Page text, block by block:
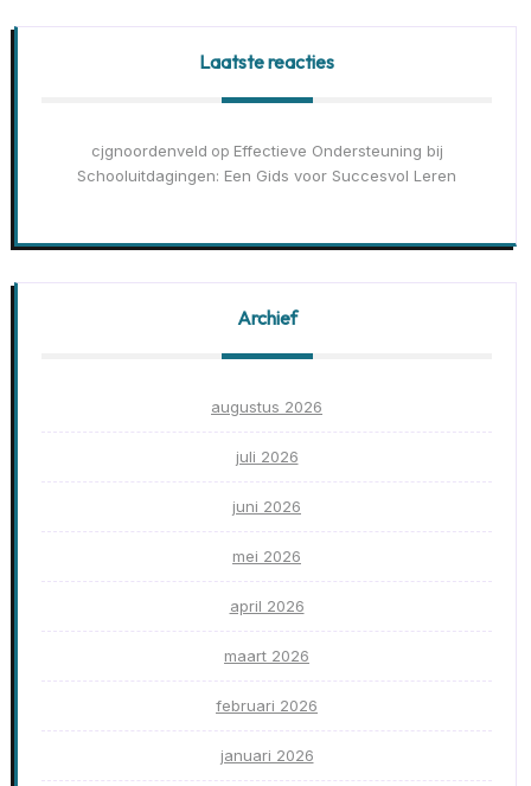
Laatste reacties
cjgnoordenveld op Effectieve Ondersteuning bij
Schooluitdagingen: Een Gids voor Succesvol Leren
Archief
augustus 2026
juli 2026
juni 2026
mei 2026
april 2026
maart 2026
februari 2026
januari 2026